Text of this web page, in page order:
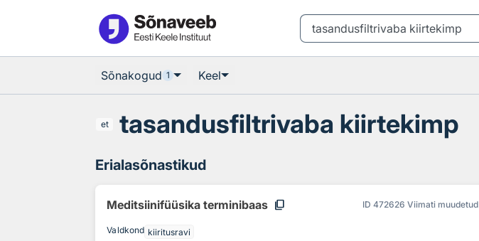
Sõnakogud 1 Keel
et tasandusfiltrivaba kiirtekimp
Erialasõnastikud
Meditsiinifüüsika terminibaas content_copy ID 472626 Viimati muudetud
Valdkond kiiritusravi